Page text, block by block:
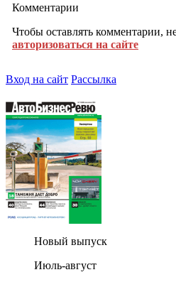
Комментарии
Чтобы оставлять комментарии,
авторизоваться на сайте
Вход на сайт Рассылка
Новый выпуск
Июль-август